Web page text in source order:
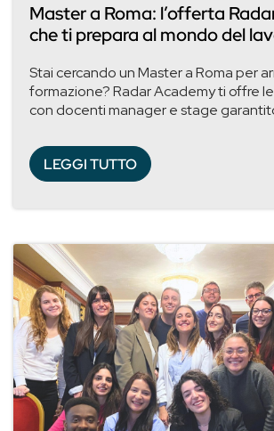
Master a Roma: l’offerta
che ti prepara al mondo del
Stai cercando un Master a Roma per
formazione? Radar Academy ti offre
con docenti manager e stage
LEGGI TUTTO